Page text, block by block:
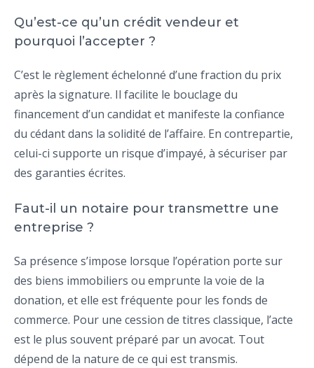
Qu’est-ce qu’un crédit vendeur et
pourquoi l’accepter ?
C’est le règlement échelonné d’une fraction du prix
après la signature. Il facilite le bouclage du
financement d’un candidat et manifeste la confiance
du cédant dans la solidité de l’affaire. En contrepartie,
celui-ci supporte un risque d’impayé, à sécuriser par
des garanties écrites.
Faut-il un notaire pour transmettre une
entreprise ?
Sa présence s’impose lorsque l’opération porte sur
des biens immobiliers ou emprunte la voie de la
donation, et elle est fréquente pour les fonds de
commerce. Pour une cession de titres classique, l’acte
est le plus souvent préparé par un avocat. Tout
dépend de la nature de ce qui est transmis.